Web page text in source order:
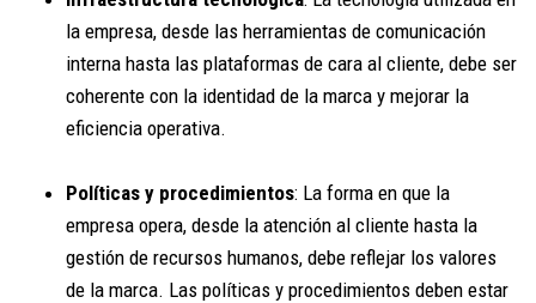
la empresa, desde las herramientas de comunicación
interna hasta las plataformas de cara al cliente, debe ser
coherente con la identidad de la marca y mejorar la
eficiencia operativa.
Políticas y procedimientos: La forma en que la
empresa opera, desde la atención al cliente hasta la
gestión de recursos humanos, debe reflejar los valores
de la marca. Las políticas y procedimientos deben estar